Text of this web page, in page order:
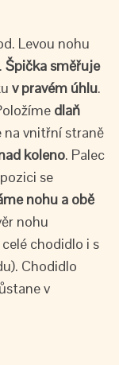
Levou nohu
Špička směřuje
v pravém úhlu.
dlaň
na vnitřní straně
koleno. Palec
se
nohu a obě
nohu
chodidlo i s
Chodidlo
v